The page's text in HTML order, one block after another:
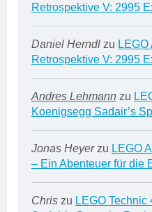
Retrospektive V: 2995
Daniel Herndl zu
Retrospektive V: 2995
Andres Lehmann zu
Koenigsegg Sadair’s
Jonas Heyerzu LEGO
– Ein Abenteuer für die
Chris zu LEGO